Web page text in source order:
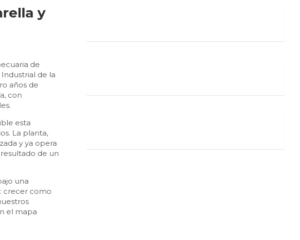
y
de
de la
años de
con
esta
La planta,
y ya opera
de un
una
crecer como
el mapa